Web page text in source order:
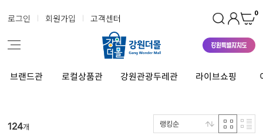
로그인 회원가입 고객센터 0
브랜드관 로컬상품관 강원관광두레관 라이브쇼핑
124개 랭킹순